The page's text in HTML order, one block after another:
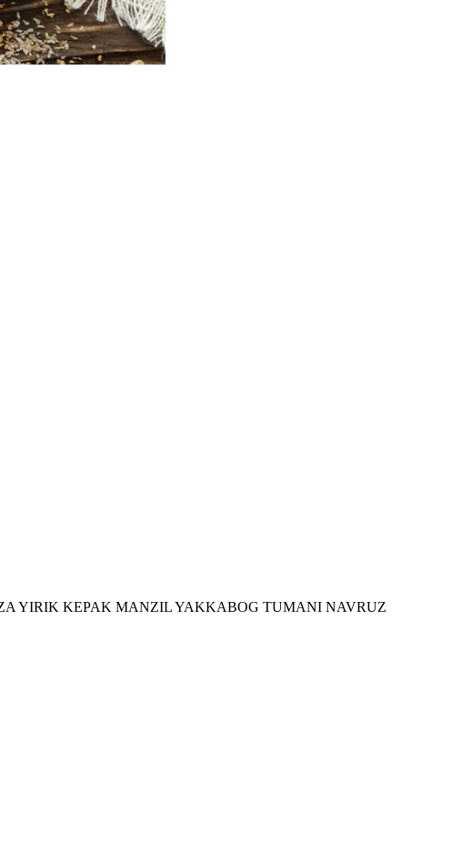
YIRIK KEPAK MANZIL YAKKABOG TUMANI NAVRUZ